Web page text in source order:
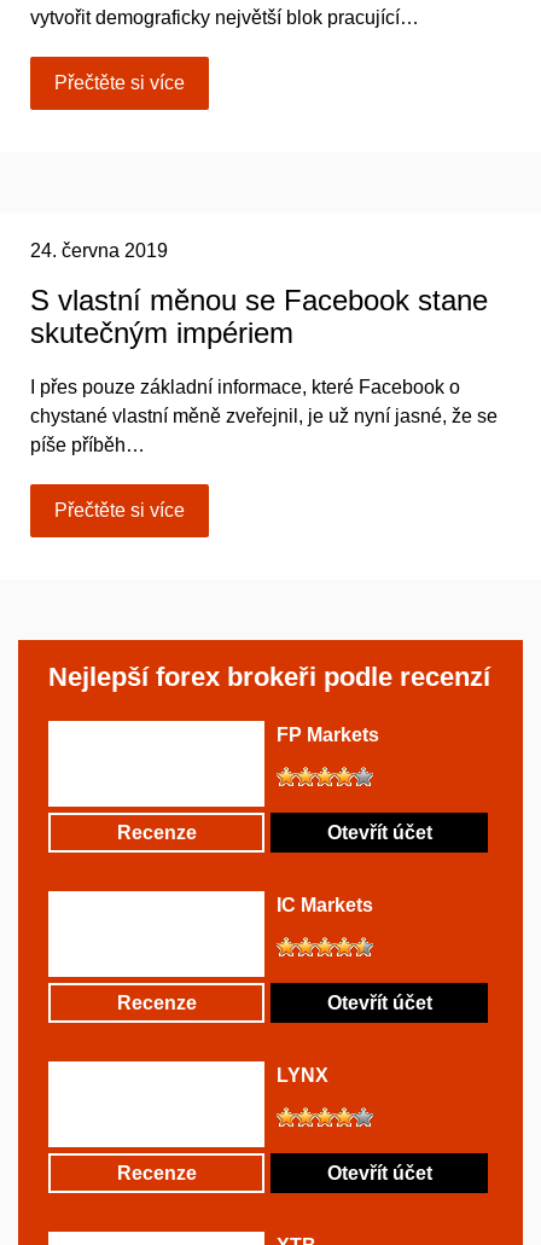
vytvořit demograficky největší blok pracující…
Přečtěte si více
24. června 2019
S vlastní měnou se Facebook stane
skutečným impériem
I přes pouze základní informace, které Facebook o
chystané vlastní měně zveřejnil, je už nyní jasné, že se
píše příběh…
Přečtěte si více
Nejlepší forex brokeři podle recenzí
FP Markets
Recenze Otevřít účet
IC Markets
Recenze Otevřít účet
LYNX
Recenze Otevřít účet